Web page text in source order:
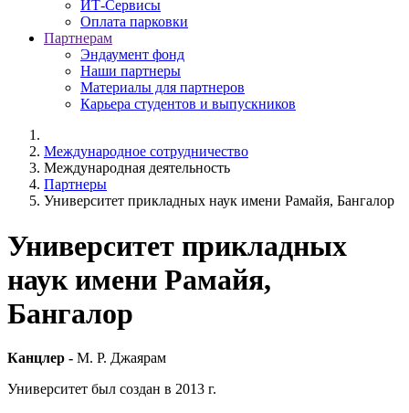
ИТ-Сервисы
Оплата парковки
Партнерам
Эндаумент фонд
Наши партнеры
Материалы для партнеров
Карьера студентов и выпускников
Международное сотрудничество
Международная деятельность
Партнеры
Университет прикладных наук имени Рамайя, Бангалор
Университет прикладных
наук имени Рамайя,
Бангалор
Канцлер - М. Р. Джаярам
Университет был создан в 2013 г.